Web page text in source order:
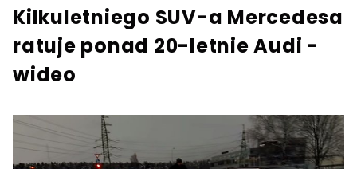
Kilkuletniego SUV-a Mercedesa
ratuje ponad 20-letnie Audi -
wideo